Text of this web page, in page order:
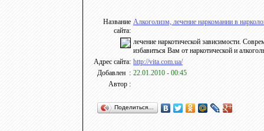
Название
сайта:
Алкоголизм, лечение наркомании в
лечение наркотической зависимости.
избавиться Вам от наркотической и
Адрес сайта: http://vita.com.ua/
Добавлен : 22.01.2010 - 00:45
Автор :
Поделиться…